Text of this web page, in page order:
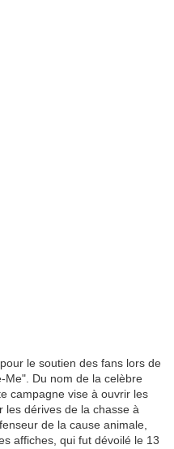
le soutien des fans lors de
Me". Du nom de la celèbre
campagne vise à ouvrir les
les dérives de la chasse à
de la cause animale,
affiches, qui fut dévoilé le 13